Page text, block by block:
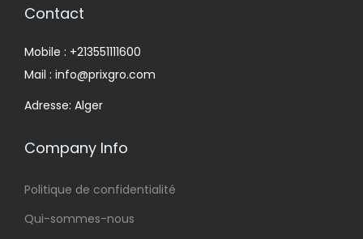
Contact
Mobile : +213551111600
Mail : info@prixgro.com
Adresse: Alger
Company Info
Politique de confidentialité
Qui-sommes-nous